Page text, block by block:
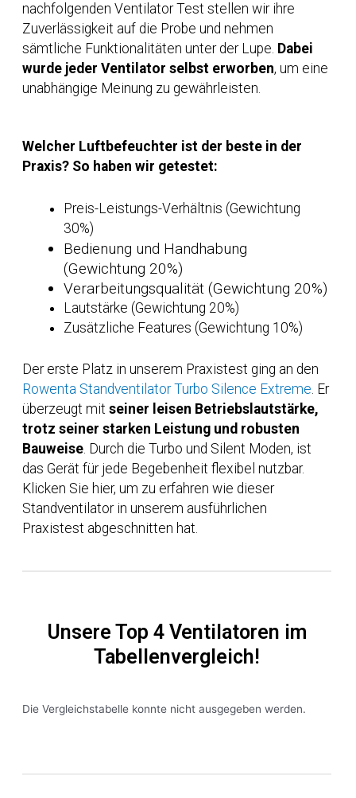
nachfolgenden Ventilator Test stellen wir ihre
Zuverlässigkeit auf die Probe und nehmen
sämtliche Funktionalitäten unter der Lupe. Dabei
wurde jeder Ventilator selbst erworben, um eine
unabhängige Meinung zu gewährleisten.
Welcher Luftbefeuchter ist der beste in der
Praxis? So haben wir getestet:
Preis-Leistungs-Verhältnis (Gewichtung
30%)
Bedienung und Handhabung
(Gewichtung 20%)
Verarbeitungsqualität (Gewichtung 20%)
Lautstärke (Gewichtung 20%)
Zusätzliche Features (Gewichtung 10%)
Der erste Platz in unserem Praxistest ging an den
Rowenta Standventilator Turbo Silence Extreme . Er
überzeugt mit seiner leisen Betriebslautstärke,
trotz seiner starken Leistung und robusten
Bauweise. Durch die Turbo und Silent Moden, ist
das Gerät für jede Begebenheit flexibel nutzbar.
Klicken Sie hier, um zu erfahren wie dieser
Standventilator in unserem ausführlichen
Praxistest abgeschnitten hat.
Unsere Top 4 Ventilatoren im
Tabellenvergleich!
Die Vergleichstabelle konnte nicht ausgegeben werden.